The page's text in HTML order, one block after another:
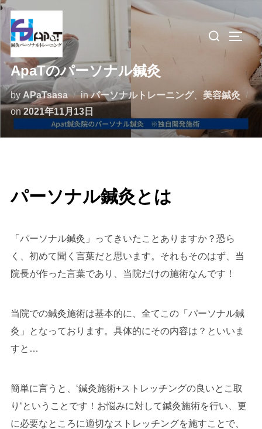
コ
ン
テ
ン
へ
ス
ッ
索
サイ
ApaTのパーソナル鍼灸
by APaTsasa inパーソナルトレーニング、 美容鍼灸
on投
稿
2021年11月13日
パーソナル鍼灸とは
「パーソナル鍼灸」ってきいたことありますか？恐ら
く、初めて聞く言葉だと思います。それもそのはず、当
院長が作った言葉であり、当院だけの施術なんです！
当院での鍼灸施術は基本的に、全てこの「パーソナル鍼
灸」となっております。具体的にその内容は？といいま
すと…
簡単に言うと、‘鍼灸施術+ストレッチングの良いとこ取
り‘ということです！お悩みに対して鍼灸施術を行い、更
に必要なところに適切なストレッチングを施すことで、